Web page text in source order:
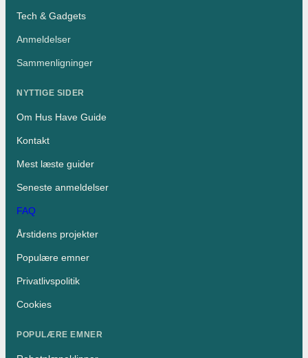
Tech & Gadgets
Anmeldelser
Sammenligninger
NYTTIGE SIDER
Om Hus Have Guide
Kontakt
Mest læste guider
Seneste anmeldelser
FAQ
Årstidens projekter
Populære emner
Privatlivspolitik
Cookies
POPULÆRE EMNER